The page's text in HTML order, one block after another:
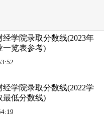
经学院录取分数线(2023年
一览表参考)
经学院录取分数线(2022学
最低分数线)